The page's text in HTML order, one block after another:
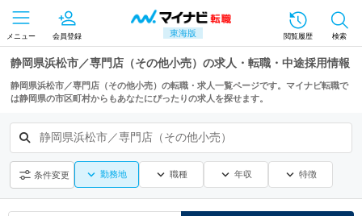
東海版
メニュー 会員登録 閲覧履歴 検索
静岡県浜松市／専門店（その他小売）の求人・転職・中途採用情報
静岡県浜松市／専門店（その他小売）の転職・求人一覧ページです。マイナビ転職で
は静岡県の市区町村からもあなたにぴったりの求人を探せます。
静岡県浜松市／専門店（その他小売）
条件変更 勤務地 職種 年収 特徴